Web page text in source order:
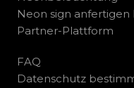
Neon sign anfertigen
Partner-Plattform
FAQ
Datenschutz